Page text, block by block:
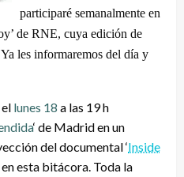
participaré semanalmente en
de RNE, cuya edición de
les informaremos del día y
lunes 18 a las 19 h
‘ de Madrid en un
del documental ‘Inside
esta bitácora. Toda la